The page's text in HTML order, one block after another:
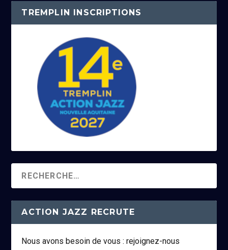
TREMPLIN INSCRIPTIONS
ACTION JAZZ RECRUTE
Nous avons besoin de vous : rejoignez-nous